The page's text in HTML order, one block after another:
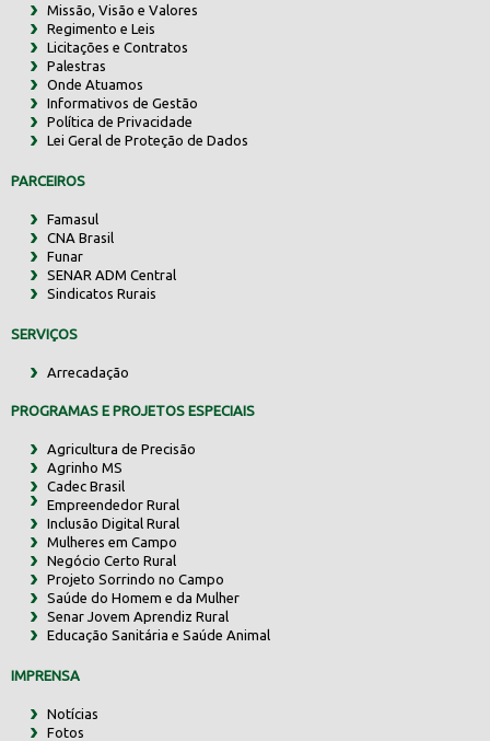
Missão, Visão e Valores
Regimento e Leis
Licitações e Contratos
Palestras
Onde Atuamos
Informativos de Gestão
Política de Privacidade
Lei Geral de Proteção de Dados
PARCEIROS
Famasul
CNA Brasil
Funar
SENAR ADM Central
Sindicatos Rurais
SERVIÇOS
Arrecadação
PROGRAMAS E PROJETOS ESPECIAIS
Agricultura de Precisão
Agrinho MS
Cadec Brasil
Empreendedor Rural
Inclusão Digital Rural
Mulheres em Campo
Negócio Certo Rural
Projeto Sorrindo no Campo
Saúde do Homem e da Mulher
Senar Jovem Aprendiz Rural
Educação Sanitária e Saúde Animal
IMPRENSA
Notícias
Fotos